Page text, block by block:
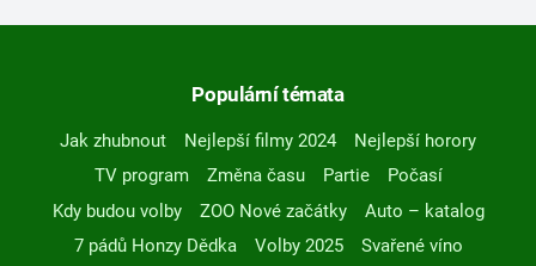
Populární témata
Jak zhubnout Nejlepší filmy 2024
Nejlepší horory
TV program
Změna času Partie
Počasí
Kdy budou volby
ZOO Nové začátky
Auto – katalog
7 pádů Honzy Dědka
Volby 2025
Svařené víno